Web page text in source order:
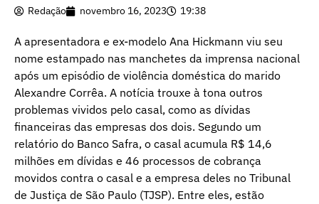
Redação novembro 16, 2023 19:38
A apresentadora e ex-modelo Ana Hickmann viu seu
nome estampado nas manchetes da imprensa nacional
após um episódio de violência doméstica do marido
Alexandre Corrêa. A notícia trouxe à tona outros
problemas vividos pelo casal, como as dívidas
financeiras das empresas dos dois. Segundo um
relatório do Banco Safra, o casal acumula R$ 14,6
milhões em dívidas e 46 processos de cobrança
movidos contra o casal e a empresa deles no Tribunal
de Justiça de São Paulo (TJSP). Entre eles, estão